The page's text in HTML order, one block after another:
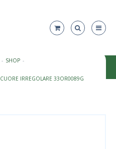
SHOP
IRREGOLARE 33OR0089G